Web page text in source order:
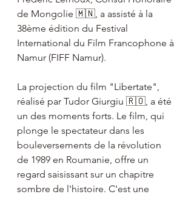
de Mongolie 🇲🇳, a assisté à la
38ème édition du Festival
International du Film Francophone à
Namur (FIFF Namur).
La projection du film "Libertate",
réalisé par Tudor Giurgiu 🇷🇴, a été
un des moments forts. Le film, qui
plonge le spectateur dans les
bouleversements de la révolution
de 1989 en Roumanie, offre un
regard saisissant sur un chapitre
sombre de l'histoire. C'est une